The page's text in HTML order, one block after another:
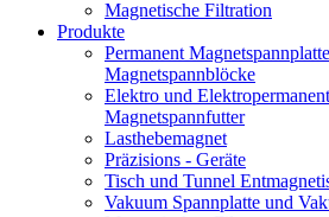
Magnetische Filtration
Produkte
Permanent
Magnetspannblöcke
Elektro und
Magnetspannfutter
Lasthebemagnet
Präzisions - Geräte
Tisch und Tunnel
Vakuum Spannplatte und